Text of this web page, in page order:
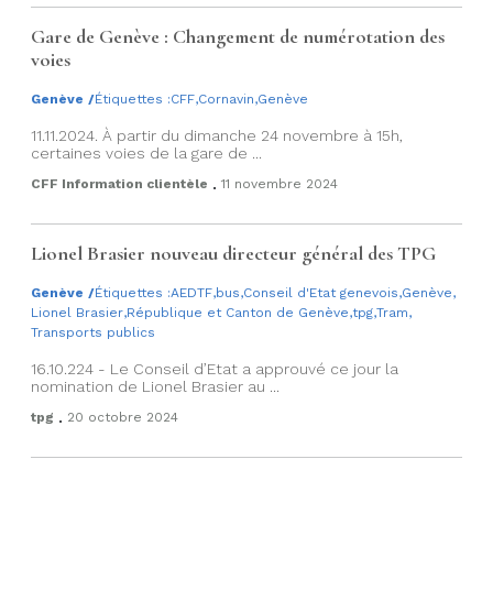
Gare de Genève : Changement de numérotation des
voies
Genève /Étiquettes :CFF,Cornavin,Genève
11.11.2024. À partir du dimanche 24 novembre à 15h,
certaines voies de la gare de ...
CFF Information clientèle . 11 novembre 2024
Lionel Brasier nouveau directeur général des TPG
Genève /Étiquettes :AEDTF,bus,Conseil d'Etat genevois,Genève,
Lionel Brasier,République et Canton de Genève,tpg,Tram,
Transports publics
16.10.224 - Le Conseil d’Etat a approuvé ce jour la
nomination de Lionel Brasier au ...
tpg . 20 octobre 2024